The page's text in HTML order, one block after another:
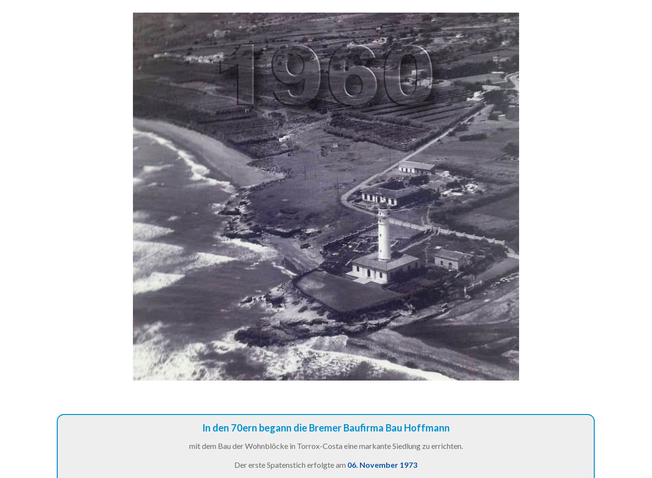
In den 70ern begann die Bremer Baufirma Bau Hoffmann
mit dem Bau der Wohnblöcke in Torrox-Costa eine markante Siedlung zu errichten.
Der erste Spatenstich erfolgte am 06. November 1973